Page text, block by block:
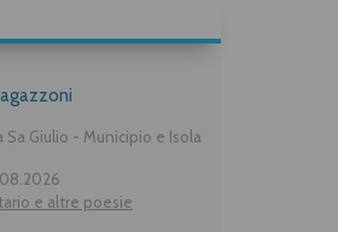
Sa Giulio - Municipio e Isola
e altre poesie